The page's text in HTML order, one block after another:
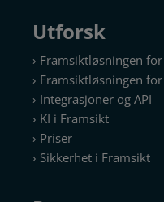
Utforsk
› Framsiktløsningen
› Framsiktløsningen
› Integrasjoner og API
› KI i Framsikt
› Priser
› Sikkerhet i Framsikt